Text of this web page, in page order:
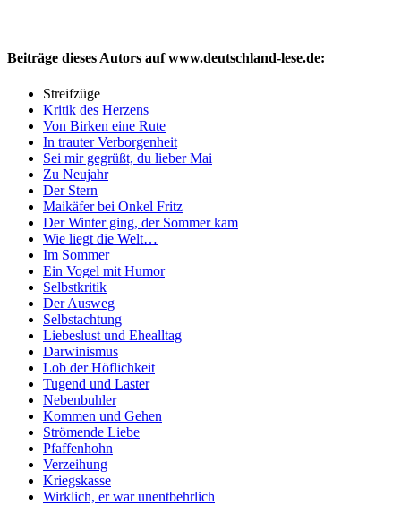
Beiträge dieses Autors auf www.deutschland-lese.de:
Streifzüge
Kritik des Herzens
Von Birken eine Rute
In trauter Verborgenheit
Sei mir gegrüßt, du lieber Mai
Zu Neujahr
Der Stern
Maikäfer bei Onkel Fritz
Der Winter ging, der Sommer kam
Wie liegt die Welt…
Im Sommer
Ein Vogel mit Humor
Selbstkritik
Der Ausweg
Selbstachtung
Liebeslust und Ehealltag
Darwinismus
Lob der Höflichkeit
Tugend und Laster
Nebenbuhler
Kommen und Gehen
Strömende Liebe
Pfaffenhohn
Verzeihung
Kriegskasse
Wirklich, er war unentbehrlich